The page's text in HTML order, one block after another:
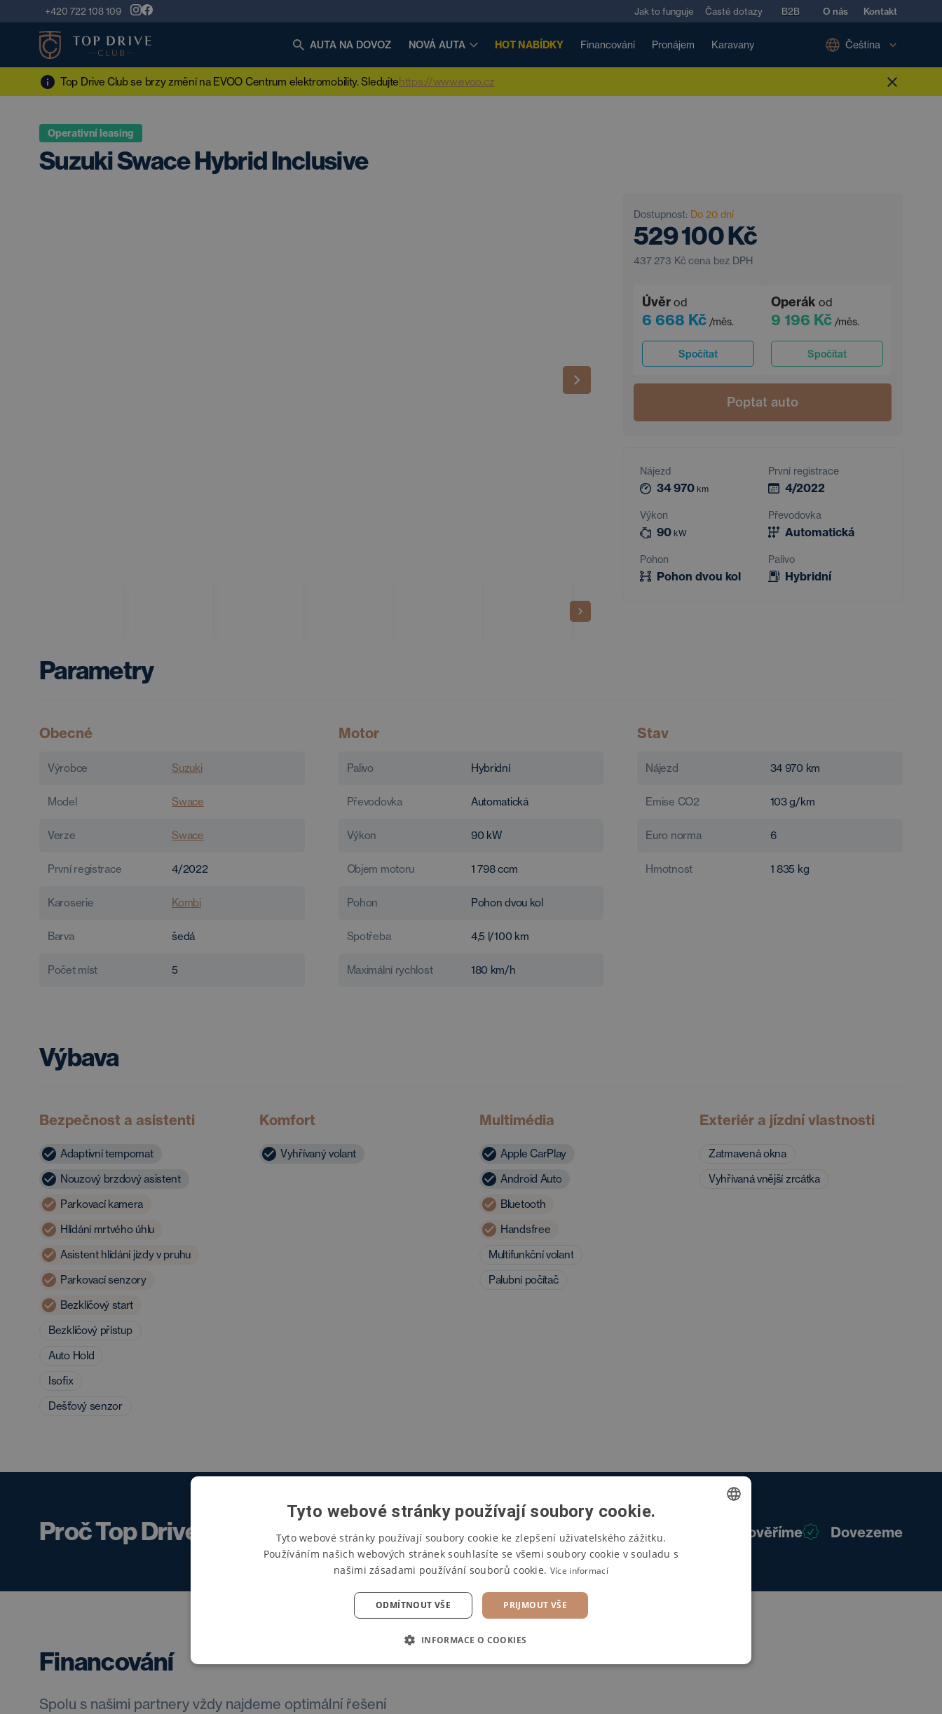
+420 722 108 109 Jak to funguje Časté dotazy B2B O nás Kontakt
AUTA NA DOVOZ NOVÁ AUTA HOT NABÍDKY Financování Pronájem Karavany Čeština
Top Drive Club se brzy změní na EVOO Centrum elektromobility. Sledujtehttps://www.evoo.cz
Operativní leasing
Suzuki Swace Hybrid Inclusive
Dostupnost: Do 20 dní
529 100 Kč
437 273 Kč cena bez DPH
Úvěr od
6 668 Kč /měs.
Spočítat
Operák od
9 196 Kč /měs.
Spočítat
Poptat auto
Nájezd
34 970 km
První registrace
4/2022
Výkon
90 kW
Převodovka
Automatická
Pohon
Pohon dvou kol
Palivo
Hybridní
Parametry
Obecné
Výrobce Suzuki
Model Swace
Verze Swace
První registrace 4/2022
Karoserie Kombi
Barva šedá
Počet míst 5
Motor
Palivo Hybridní
Převodovka Automatická
Výkon 90 kW
Objem motoru 1 798ccm
Pohon Pohon dvou kol
Spotřeba 4,5 l/100 km
Maximální rychlost 180 km/h
Stav
Nájezd 34 970 km
Emise CO2 103g/km
Euro norma 6
Hmotnost 1 835 kg
Výbava
Bezpečnost a asistenti
Adaptivní tempomat
Nouzový brzdový asistent
Parkovací kamera
Hlídání mrtvého úhlu
Asistent hlídání jízdy v pruhu
Parkovací senzory
Bezklíčový start
Bezklíčový přístup
Auto Hold
Isofix
Dešťový senzor
Komfort
Vyhřívaný volant
Multimédia
Apple CarPlay
Android Auto
Bluetooth
Handsfree
Multifunkční volant
Palubní počítač
Exteriér a jízdní vlastnosti
Zatmavená okna
Vyhřívaná vnější zrcátka
Proč Top Drive Club? Poradíme Prověříme Dovezeme
Financování
Spolu s našimi partnery vždy najdeme optimální řešení
Tyto webové stránky používají soubory cookie.
Tyto webové stránky používají soubory cookie ke zlepšení uživatelského zážitku.
Používáním našich webových stránek souhlasíte se všemi soubory cookie v souladu s
našimi zásadami používání souborů cookie. Více informací
PRIJMOUT VŠE
ODMÍTNOUT VŠE
INFORMACE O COOKIES